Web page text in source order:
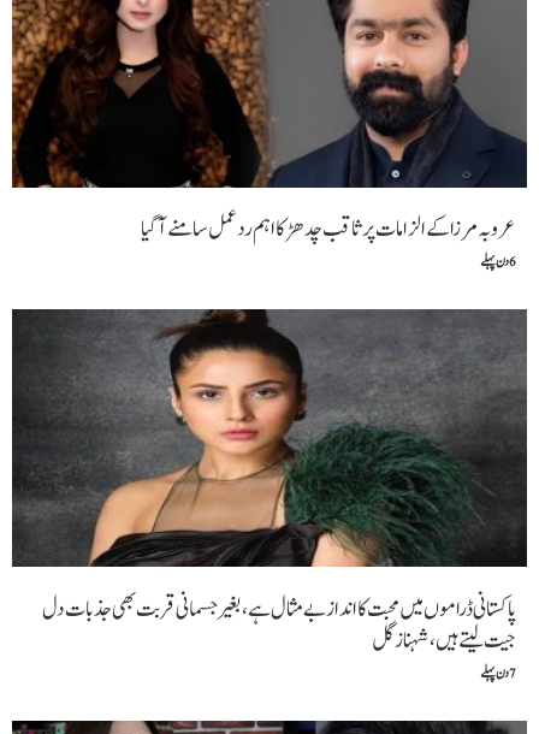
مرزا کے الزامات پر ثاقب چدھڑ کا اہم ردعمل سامنے آگیا
ڈراموں میں محبت کا انداز بے مثال ہے، بغیر جسمانی قربت بھی جذبات دل
لیتے ہیں،شہناز گل